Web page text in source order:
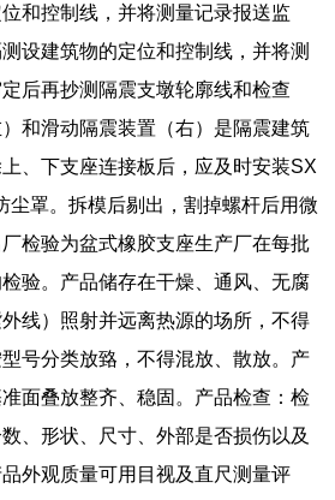
和控制线，并将测量记录报送监
设建筑物的定位和控制线，并将测
后再抄测隔震支墩轮廓线和检查
和滑动隔震装置（右）是隔震建筑
、下支座连接板后，应及时安装SX
尘罩。拆模后剔出，割掉螺杆后用微
检验为盆式橡胶支座生产厂在每批
验。产品储存在干燥、通风、无腐
线）照射并远离热源的场所，不得
号分类放臵，不得混放、散放。产
面叠放整齐、稳固。产品检查：检
、形状、尺寸、外部是否损伤以及
外观质量可用目视及直尺测量评